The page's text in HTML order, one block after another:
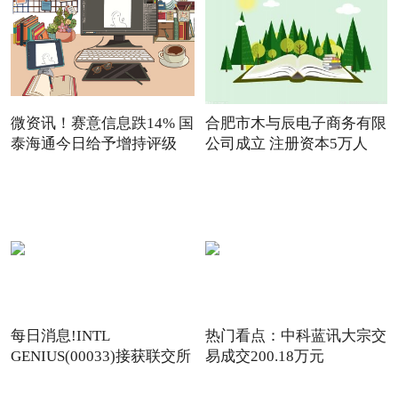
微资讯！赛意信息跌14% 国
泰海通今日给予增持评级
合肥市木与辰电子商务有限
公司成立 注册资本5万人
每日消息!INTL
GENIUS(00033)接获联交所
热门看点：中科蓝讯大宗交
易成交200.18万元